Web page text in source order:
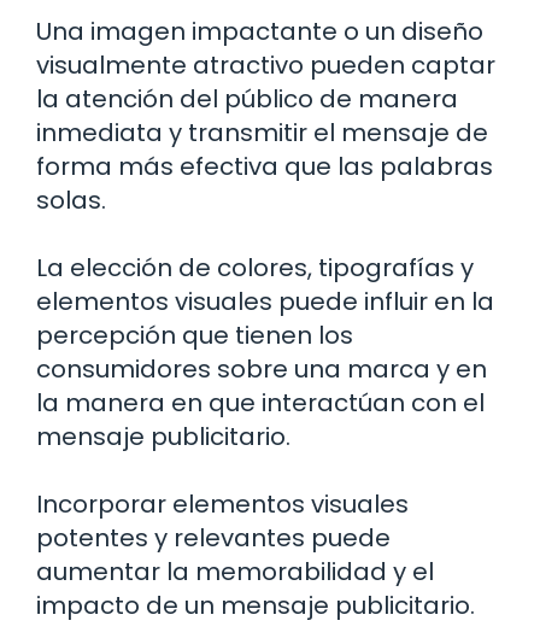
Una imagen impactante o un diseño
visualmente atractivo pueden captar
la atención del público de manera
inmediata y transmitir el mensaje de
forma más efectiva que las palabras
solas.
La elección de colores, tipografías y
elementos visuales puede influir en la
percepción que tienen los
consumidores sobre una marca y en
la manera en que interactúan con el
mensaje publicitario.
Incorporar elementos visuales
potentes y relevantes puede
aumentar la memorabilidad y el
impacto de un mensaje publicitario.